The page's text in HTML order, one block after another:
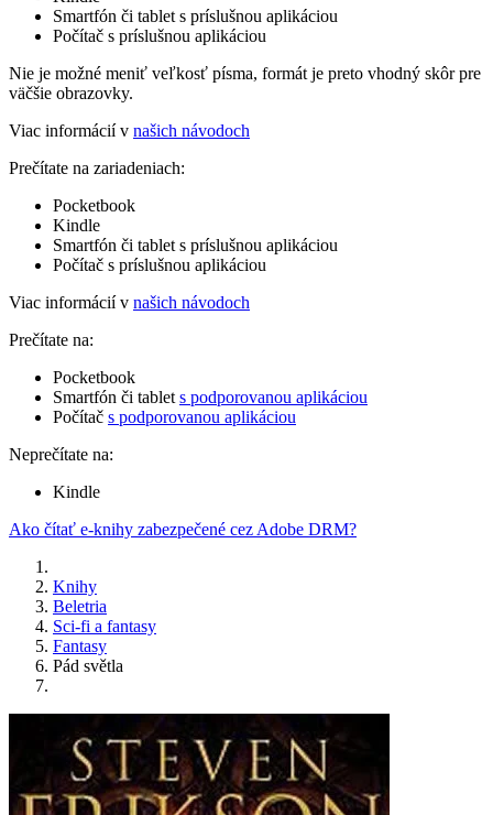
Smartfón či tablet s príslušnou aplikáciou
Počítač s príslušnou aplikáciou
Nie je možné meniť veľkosť písma, formát je preto vhodný skôr pre
väčšie obrazovky.
Viac informácií v našich návodoch
Prečítate na zariadeniach:
Pocketbook
Kindle
Smartfón či tablet s príslušnou aplikáciou
Počítač s príslušnou aplikáciou
Viac informácií v našich návodoch
Prečítate na:
Pocketbook
Smartfón či tablet s podporovanou aplikáciou
Počítač s podporovanou aplikáciou
Neprečítate na:
Kindle
Ako čítať e-knihy zabezpečené cez Adobe DRM?
Knihy
Beletria
Sci-fi a fantasy
Fantasy
Pád světla